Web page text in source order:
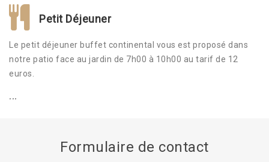
Petit Déjeuner
Le petit déjeuner buffet continental vous est proposé dans
notre patio face au jardin de 7h00 à 10h00 au tarif de 12
euros.
...
Formulaire de contact